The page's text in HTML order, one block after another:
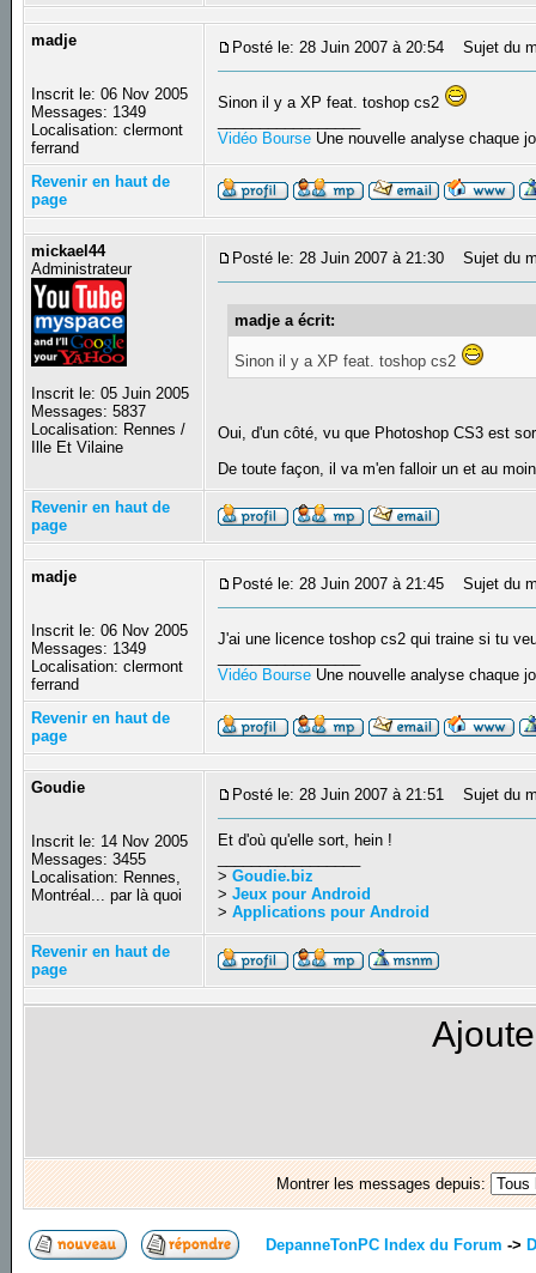
madje
Inscrit le: 06 Nov 2005
Messages: 1349
Localisation: clermont
ferrand
Posté le: 28 Juin 2007 à 20:54 Sujet du
Sinon il y a XP feat. toshop cs2
Vidéo Bourse Une nouvelle analyse chaque
Revenir en haut de
page
mickael44
Administrateur
Inscrit le: 05 Juin 2005
Messages: 5837
Localisation: Rennes /
Ille Et Vilaine
Posté le: 28 Juin 2007 à 21:30 Sujet du
madje a écrit:
Sinon il y a XP feat. toshop cs2
Oui, d'un côté, vu que Photoshop CS3 est
De toute façon, il va m'en falloir un et au
Revenir en haut de
page
madje
Inscrit le: 06 Nov 2005
Messages: 1349
Localisation: clermont
ferrand
Posté le: 28 Juin 2007 à 21:45 Sujet du
J'ai une licence toshop cs2 qui traine si tu
Vidéo Bourse Une nouvelle analyse chaque
Revenir en haut de
page
Goudie
Inscrit le: 14 Nov 2005
Messages: 3455
Localisation: Rennes,
Montréal... par là quoi
Posté le: 28 Juin 2007 à 21:51 Sujet du
Et d'où qu'elle sort, hein !
>Goudie.biz
>Jeux pour Android
>Applications pour Android
Revenir en haut de
page
Montrer les messages depuis:
DepanneTonPC Index du Forum ->